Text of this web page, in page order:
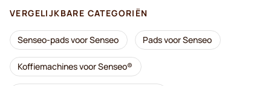
VERGELIJKBARE CATEGORIËN
Senseo-pads voor Senseo Pads voor Senseo
Koffiemachines voor Senseo®